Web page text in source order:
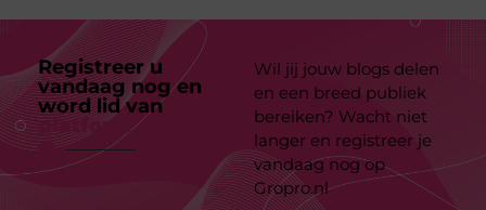
Registreer u
vandaag nog en
word lid van
platform
Wil jij jouw blogs delen
en een breed publiek
bereiken? Wacht niet
langer en registreer je
vandaag nog op
Gropro.nl